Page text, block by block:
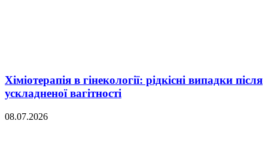
Хіміотерапія в гінекології: рідкісні випадки після
ускладненої вагітності
08.07.2026